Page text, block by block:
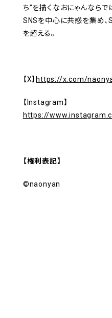
ち”を描くなおにゃんなら
SNSを中心に共感を集め
を超える。
【X】 https://x.com/
【Instagram】
https://
【権利表記】
©naonyan